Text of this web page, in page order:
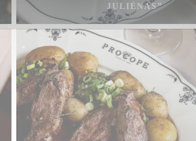
JULIÉNAS”